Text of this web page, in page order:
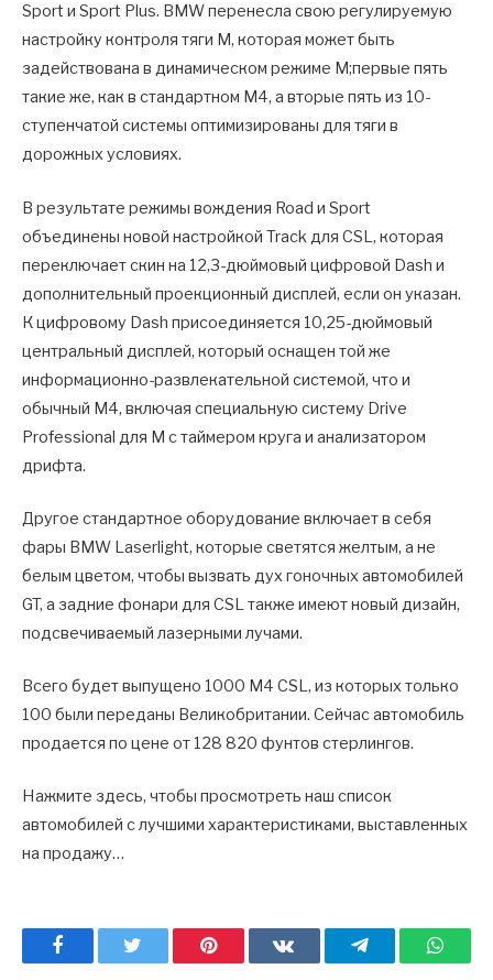
Sport и Sport Plus. BMW перенесла свою регулируемую
настройку контроля тяги M, которая может быть
задействована в динамическом режиме M;первые пять
такие же, как в стандартном M4, а вторые пять из 10-
ступенчатой ​​системы оптимизированы для тяги в
дорожных условиях.
В результате режимы вождения Road и Sport
объединены новой настройкой Track для CSL, которая
переключает скин на 12,3-дюймовый цифровой Dash и
дополнительный проекционный дисплей, если он указан.
К цифровому Dash присоединяется 10,25-дюймовый
центральный дисплей, который оснащен той же
информационно-развлекательной системой, что и
обычный M4, включая специальную систему Drive
Professional для M с таймером круга и анализатором
дрифта.
Другое стандартное оборудование включает в себя
фары BMW Laserlight, которые светятся желтым, а не
белым цветом, чтобы вызвать дух гоночных автомобилей
GT, а задние фонари для CSL также имеют новый дизайн,
подсвечиваемый лазерными лучами.
Всего будет выпущено 1000 M4 CSL, из которых только
100 были переданы Великобритании. Сейчас автомобиль
продается по цене от 128 820 фунтов стерлингов.
Нажмите здесь, чтобы просмотреть наш список
автомобилей с лучшими характеристиками, выставленных
на продажу…
Facebook Pinterest ВКонтактеTelegram